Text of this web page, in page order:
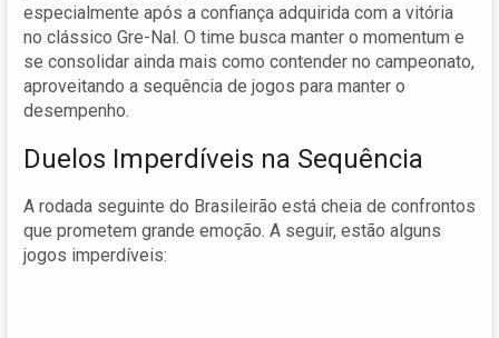
especialmente após a confiança adquirida com a vitória
no clássico Gre-Nal. O time busca manter o momentum e
se consolidar ainda mais como contender no campeonato,
aproveitando a sequência de jogos para manter o
desempenho.
Duelos Imperdíveis na Sequência
A rodada seguinte do Brasileirão está cheia de confrontos
que prometem grande emoção. A seguir, estão alguns
jogos imperdíveis: